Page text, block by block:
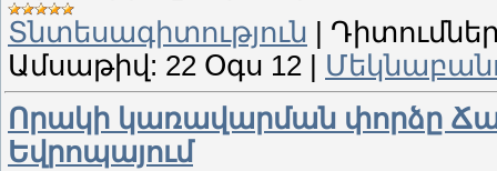
Տնտեսագիտություն |
Ամսաթիվ: 22 Օգս 12 |
Որակի կառավարման փորձը
Եվրոպայում